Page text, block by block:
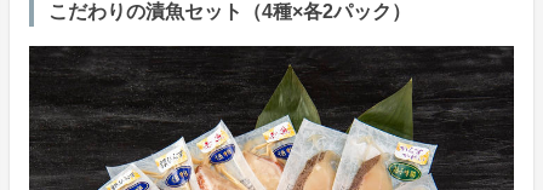
こだわりの漬魚セット（4種×各2パック）